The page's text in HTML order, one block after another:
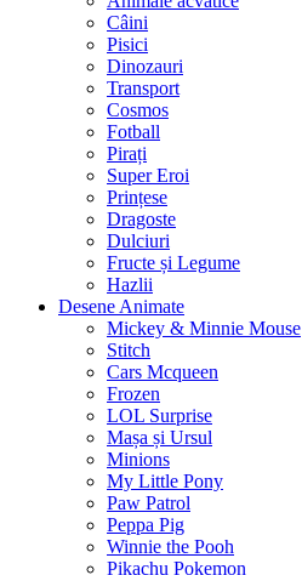
Câini
Pisici
Dinozauri
Transport
Cosmos
Fotball
Pirați
Super Eroi
Prințese
Dragoste
Dulciuri
Fructe și Legume
Hazlii
Desene Animate
Mickey & Minnie Mouse
Stitch
Cars Mcqueen
Frozen
LOL Surprise
Mașa și Ursul
Minions
My Little Pony
Paw Patrol
Peppa Pig
Winnie the Pooh
Pikachu Pokemon